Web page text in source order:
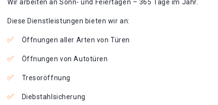
Wir arbeiten an Sonn- und Feiertagen – 365 Tage im Jahr.
Diese Dienstleistungen bieten wir an:
Öffnungen aller Arten von Türen
Öffnungen von Autotüren
Tresoröffnung
Diebstahlsicherung